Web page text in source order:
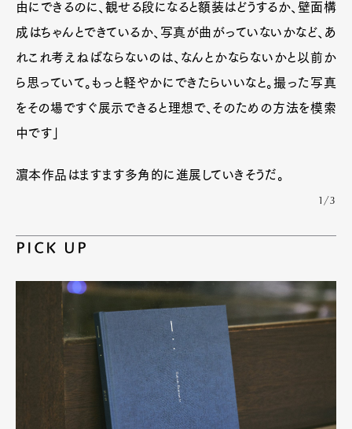
由にできるのに、観せる段になると額装はどうするか、壁面構
成はちゃんとできているか、写真が曲がっていないかなど、あ
れこれ考えねばならないのは、なんとかならないかと以前か
ら思っていて。もっと軽やかにできたらいいなと。撮った写真
をその場ですぐ展示できると理想で、そのための方法を模索
中です」
濵本作品はますます多角的に進展していきそうだ。
1/3
PICK UP